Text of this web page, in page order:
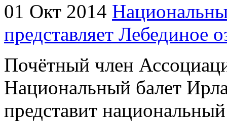
01 Окт 2014
представляет Лебединое
Почётный член
Национальный балет
представит